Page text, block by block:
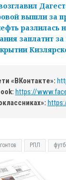
вышли за
разлилась
заплатит
«ВКонтакте»:
https://
РПЛ